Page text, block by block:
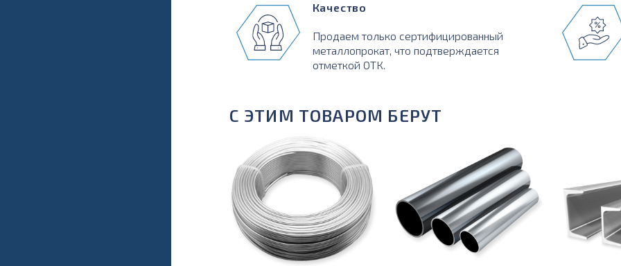
Качество
Продаем только сертифицированный
металлопрокат, что подтверждается
отметкой ОТК.
С ЭТИМ ТОВАРОМ БЕРУТ